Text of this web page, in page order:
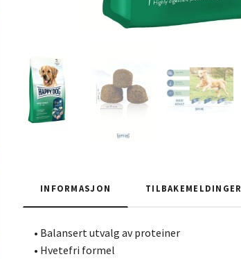
INFORMASJON TILBAKEMELDINGER
• Balansert utvalg av proteiner
• Hvetefri formel